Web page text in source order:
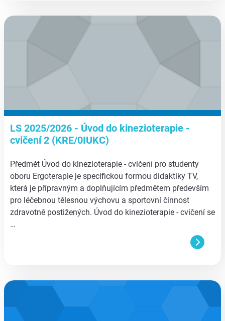
aa
LS 2025/2026 - Úvod do kinezioterapie -
cvičení 2 (KRE/0IUKC)
Předmět Úvod do kinezioterapie - cvičení pro studenty
oboru Ergoterapie je specifickou formou didaktiky TV,
která je přípravným a doplňujícím předmětem především
pro léčebnou tělesnou výchovu a sportovní činnost
zdravotně postižených. Úvod do kinezioterapie - cvičení se
…
aa